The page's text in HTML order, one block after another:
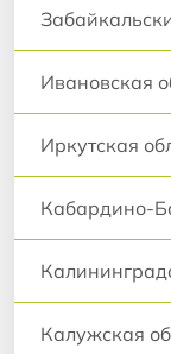
Ивановская
Иркутская
Кабардино-
Калужская